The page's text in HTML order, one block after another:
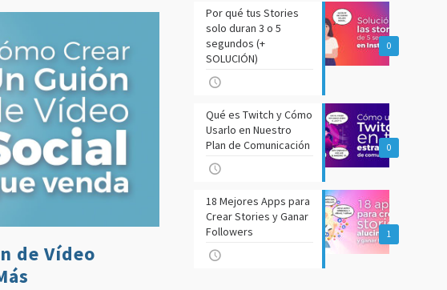
de Vídeo
0
Por qué tus Stories
solo duran 3 o 5
segundos (+
SOLUCIÓN)
0
Qué es Twitch y Cómo
Usarlo en Nuestro
Plan de Comunicación
1
18 Mejores Apps para
Crear Stories y Ganar
Followers